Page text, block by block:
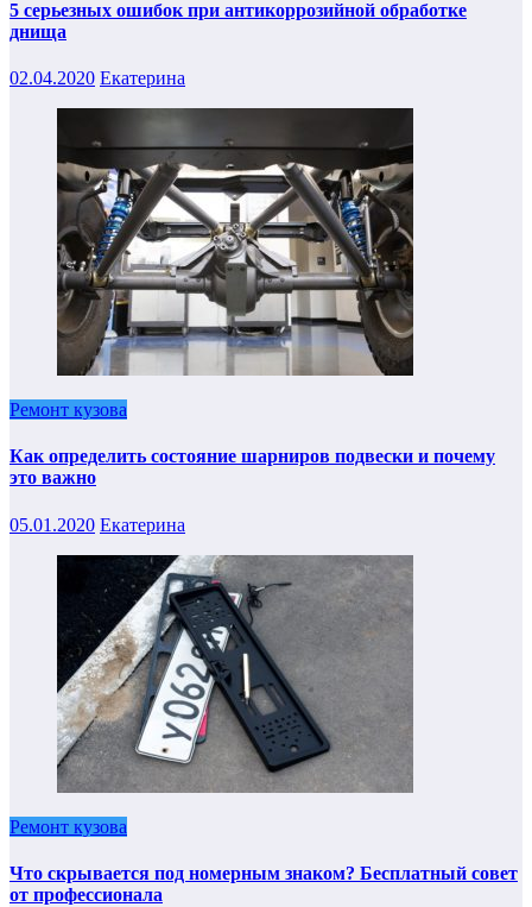
5 серьезных ошибок при антикоррозийной обработке
днища
02.04.2020 Екатерина
Ремонт кузова
Как определить состояние шарниров подвески и почему
это важно
05.01.2020 Екатерина
Ремонт кузова
Что скрывается под номерным знаком? Бесплатный совет
от профессионала